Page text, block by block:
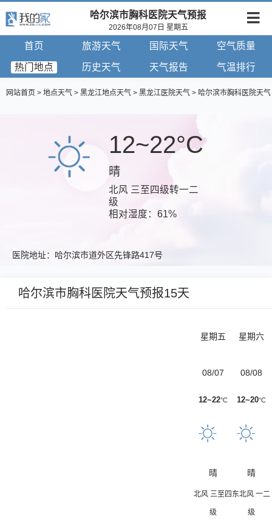
哈尔滨市胸科医院天气预报
2026年08月07日 星期五
首页 旅游天气 国际天气 空气质量
热门地点 历史天气 天气报告 气温排行
网站首页 > 地点天气 > 黑龙江地点天气 > 黑龙江医院天气 > 哈尔滨市胸科医院天气
12~22°C
晴
北风 三至四级转一二
级
相对湿度：61%
医院地址：哈尔滨市道外区先锋路417号
哈尔滨市胸科医院天气预报15天
星期五
08/07
12~22°C
晴
北风 三至四
级
星期六
08/08
12~20°C
晴
东北风 一二
级